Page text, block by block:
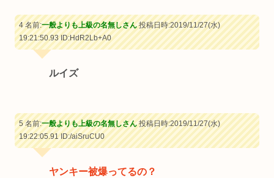
4 名前:一般よりも上級の名無しさん投稿日時:2019/11/27(水)
19:21:50.93ID:HdR2Lb+A0
ルイズ
5 名前:一般よりも上級の名無しさん投稿日時:2019/11/27(水)
19:22:05.91ID:/aiSruCU0
ヤンキー被爆ってるの？